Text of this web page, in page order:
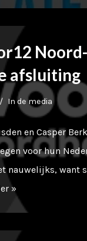
afsluiting
In de media
en Casper
voor hun
nauwelijks, want
»